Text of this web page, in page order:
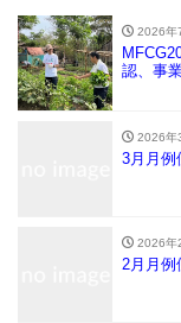
2026年
認、事
2026年
3月月例
2026年
2月月例